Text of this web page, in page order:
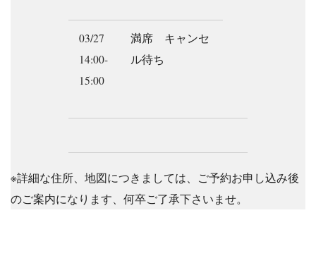
03/27
14:00-
15:00
満席 キャンセ
ル待ち
※詳細な住所、地図につきましては、ご予約お申し込み後
のご案内になります、何卒ご了承下さいませ。